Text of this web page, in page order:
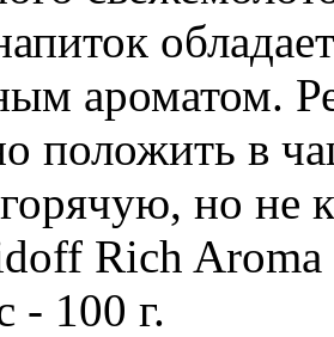
ароматом.
положить в
но
Rich Aroma
- 100 г.